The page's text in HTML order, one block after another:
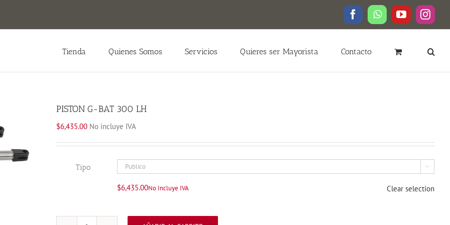
FacebookWhatsAppYouTube
Tienda Quienes Somos Servicios Quieres ser Mayorista Contacto
PISTON G-BAT 300 LH
$6,435.00 No incluye IVA
Tipo 
$6,435.00No Incluye IVA Clear selection